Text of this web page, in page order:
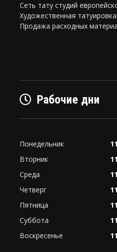
Сеть тату студий
Художественная
Продажа расходных
Рабочие дни
Понедельник
Вторник
Среда
Четверг
Пятница
Суббота
Воскресенье